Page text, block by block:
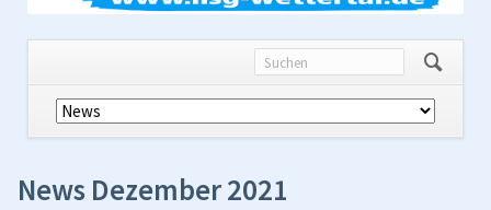
Navigation
überspringen
News Dezember 2021